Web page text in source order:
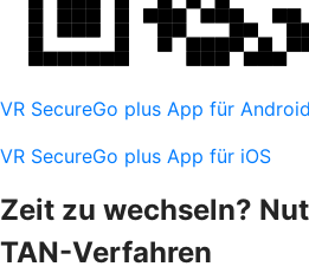
VR SecureGo plus App für Android
VR SecureGo plus App für iOS
Zeit zu wechseln?
TAN-Verfahren